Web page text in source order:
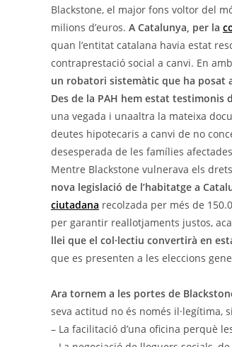
Blackstone, el major fons voltor del
milions d’euros. A Catalunya, per la
quan l’entitat catalana havia estat
contraprestació social a canvi. En
un robatori sistemàtic que ha posat
Des de la PAH hem estat
una vegada i unaaltra la mateixa
deutes hipotecaris a canvi de no
desesperada de les famílies
Mentre Blackstone vulnerava els
nova legislació de l’habitatge a
ciutadana recolzada per més de
per garantir reallotjaments justos,
llei que el col·lectiu convertirà en
que es presenten a les eleccions
Ara tornem a les portes de
seva actitud no és només il·legítima,
– La facilitació d’una oficina perquè